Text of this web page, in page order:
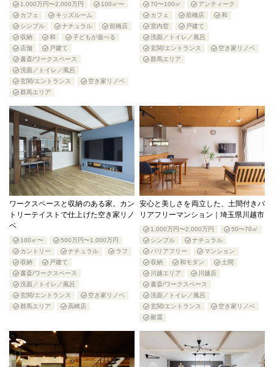
1,000万円〜2,000万円
100㎡〜
カフェ
キッズルーム
シンプル
ナチュラル
前橋店
収納
和
子どもが遊べる
店舗
戸建て
書斎/ワークスペース
洗面／トイレ／風呂
玄関/エントランス
空き家リノベ
群馬エリア
70〜100㎡
アンティーク
カフェ
前橋店
和
室内窓
戸建て
洗面／トイレ／風呂
玄関/エントランス
空き家リノベ
群馬エリア
ワークスペースと収納のある家。カン
トリーテイストで仕上げた空き家リノ
ベ
100㎡〜
500万円〜1,000万円
カントリー
ナチュラル
ラフ
収納
戸建て
書斎/ワークスペース
洗面／トイレ／風呂
玄関/エントランス
空き家リノベ
群馬エリア
高崎店
安心と美しさを両立した、土間付きバ
リアフリーマンション｜埼玉県川越市
1,000万円〜2,000万円
50〜70㎡
シンプル
ナチュラル
バリアフリー
マンション
収納
和モダン
土間
川越エリア
川越店
書斎/ワークスペース
洗面／トイレ／風呂
玄関/エントランス
空き家リノベ
耐震